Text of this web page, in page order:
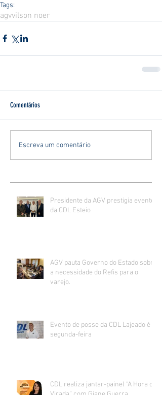
Tags:
agvvilson noer
Comentários
Escreva um comentário
Presidente da AGV prestigia evento
da CDL Esteio
AGV pauta Governo do Estado sobre
a necessidade do Refis para o
varejo.
Evento de posse da CDL Lajeado é
segunda-feira
CDL realiza jantar-painel “A Hora da